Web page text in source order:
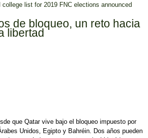
college list for 2019 FNC elections announced
de bloqueo, un reto hacia
libertad
que Qatar vive bajo el bloqueo impuesto por
Unidos, Egipto y Bahréin. Dos años pueden